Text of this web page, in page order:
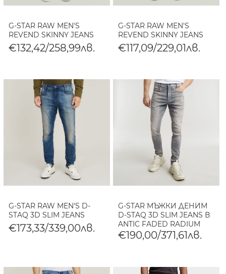
G-STAR RAW MEN'S
REVEND SKINNY JEANS
€132,42/258,99лв.
G-STAR RAW MEN'S
REVEND SKINNY JEANS
€117,09/229,01лв.
G-STAR RAW MEN'S D-
STAQ 3D SLIM JEANS
€173,33/339,00лв.
G-STAR МЪЖКИ ДЕНИМ
D-STAQ 3D SLIM JEANS В
ANTIC FADED RADIUM
€190,00/371,61лв.